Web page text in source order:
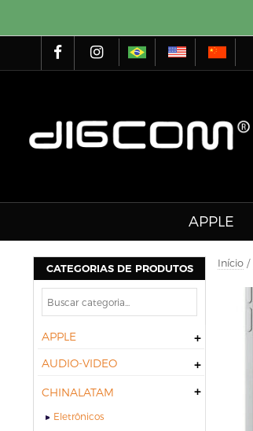
APPLE
Início /
CATEGORIAS DE PRODUTOS
APPLE
AUDIO-VIDEO
CHINALATAM
Eletrônicos